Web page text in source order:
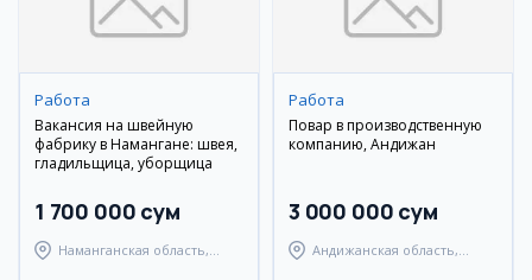
Работа
Вакансия на швейную
фабрику в Намангане: швея,
гладильщица, уборщица
1 700 000 сум
Наманганская область,
Работа
Повар в производственную
компанию, Андижан
3 000 000 сум
Андижанская область,